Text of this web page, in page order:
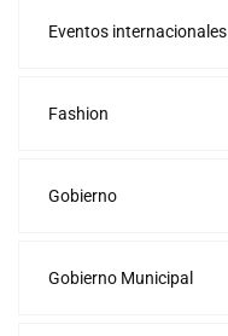
Eventos internacionales
Fashion
Gobierno
Gobierno Municipal